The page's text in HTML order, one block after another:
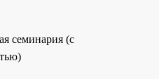
семинария (с